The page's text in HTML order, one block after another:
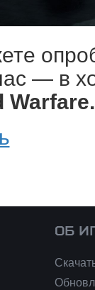
— в
Warfare.
ОБ